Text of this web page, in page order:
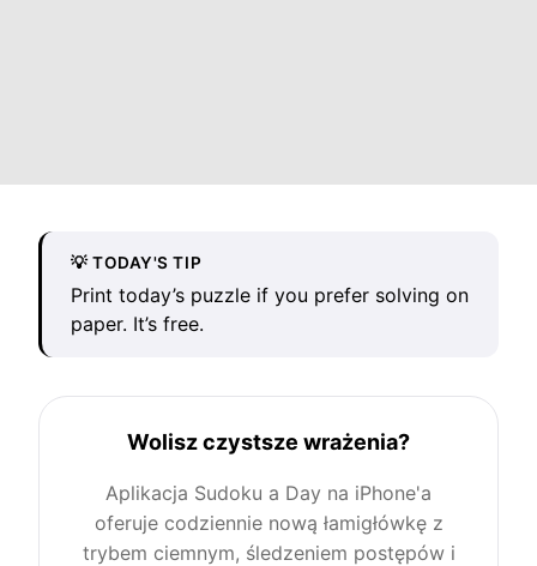
💡 TODAY'S TIP
Print today’s puzzle if you prefer solving on
paper. It’s free.
Wolisz czystsze wrażenia?
Aplikacja Sudoku a Day na iPhone'a
oferuje codziennie nową łamigłówkę z
trybem ciemnym, śledzeniem postępów i